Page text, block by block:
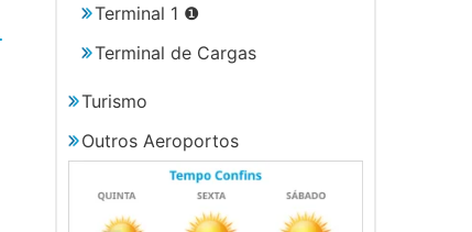
Terminal 1 ❶
Terminal de Cargas
Turismo
Outros Aeroportos